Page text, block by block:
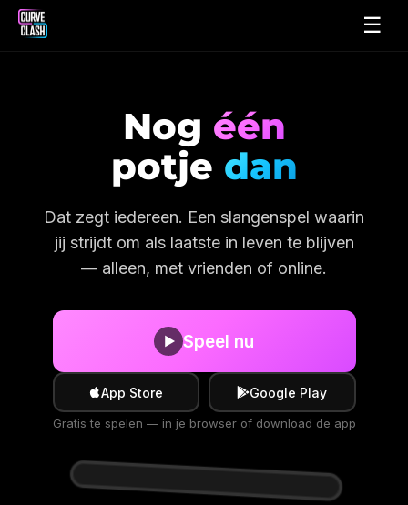
☰
Nog één
potje dan
Dat zegt iedereen. Een slangenspel waarin
jij strijdt om als laatste in leven te blijven
— alleen, met vrienden of online.
▶︎ Speel nu
App Store Google Play
Gratis te spelen — in je browser of download de app